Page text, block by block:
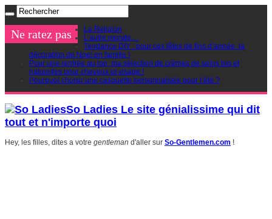
Ne ratez pas
La Religion
L’autre monde…
Tendance DIY : pour ces fêtes de fins d’année, la
décoration de Noel en famille !
Pour une rentrée au top, ma sélection de crèmes de soins bio et
naturelles pour cheveux et visage !
Pourquoi choisir une casquette personnalisée pour l’été ?
So Ladies Le site génialissime qui dit
tout et n'importe quoi
Hey, les filles, dites a votre gentleman d'aller sur So-Gentlemen.com !